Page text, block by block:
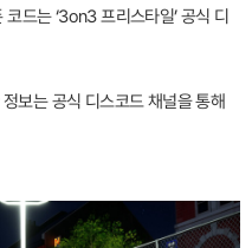
드는 ‘3on3 프리스타일’ 공식 디
보는 공식 디스코드 채널을 통해